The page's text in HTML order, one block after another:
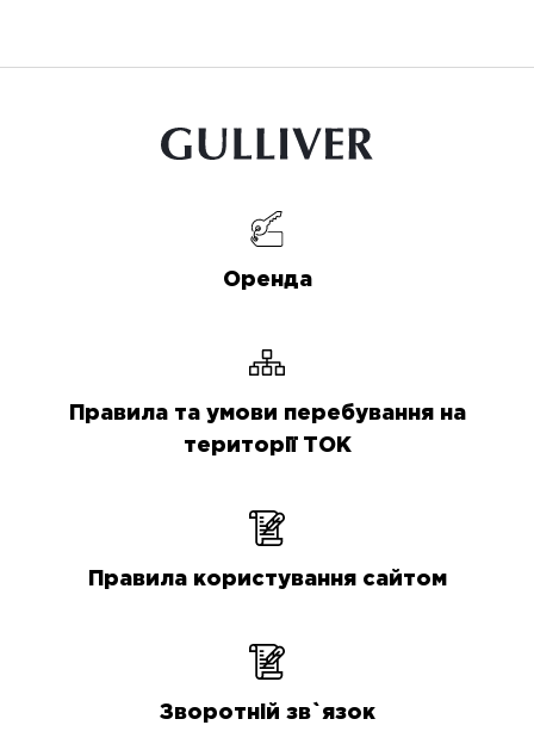
Оренда
Правила та умови перебування на
території ТОК
Правила користування сайтом
Зворотній зв`язок